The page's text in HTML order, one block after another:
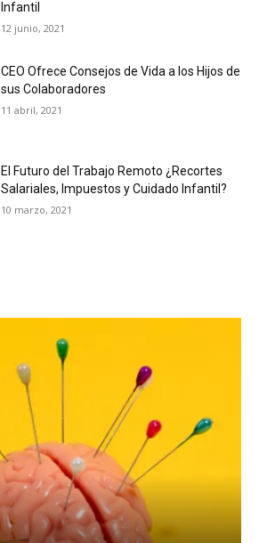
Infantil
12 junio, 2021
CEO Ofrece Consejos de Vida a los Hijos de
sus Colaboradores
11 abril, 2021
El Futuro del Trabajo Remoto ¿Recortes
Salariales, Impuestos y Cuidado Infantil?
10 marzo, 2021